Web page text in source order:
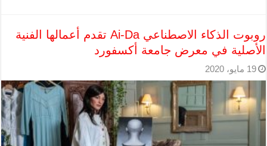
روبوت الذكاء الاصطناعي Ai-Da تقدم أعمالها الفنية
الأصلية في معرض جامعة أكسفورد
19 مايو، 2020